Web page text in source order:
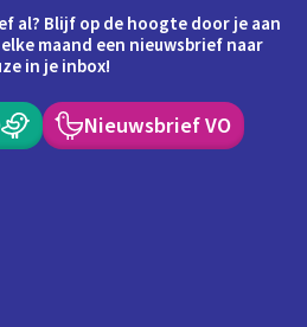
al? Blijf op de hoogte door je aan
maand een nieuwsbrief naar
in je inbox!
Nieuwsbrief VO